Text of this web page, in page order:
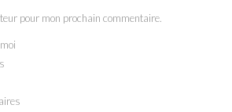
pour mon prochain commentaire.